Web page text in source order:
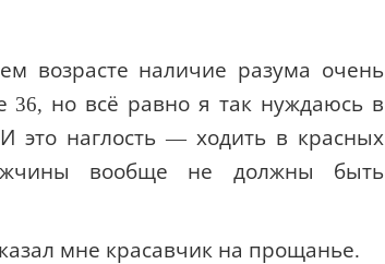
возрасте наличие разума очень
36, но всё равно я так нуждаюсь в
это наглость — ходить в красных
вообще не должны быть
мне красавчик на прощанье.